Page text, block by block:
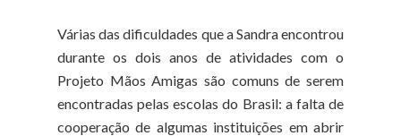
Várias das dificuldades que a Sandra encontrou
durante os dois anos de atividades com o
Projeto Mãos Amigas são comuns de serem
encontradas pelas escolas do Brasil: a falta de
cooperação de algumas instituições em abrir